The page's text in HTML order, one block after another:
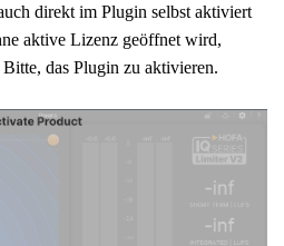
direkt im Plugin selbst aktiviert
aktive Lizenz geöffnet wird,
das Plugin zu aktivieren.